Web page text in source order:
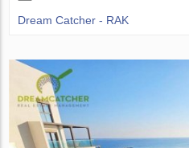
Dream Catcher - RAK